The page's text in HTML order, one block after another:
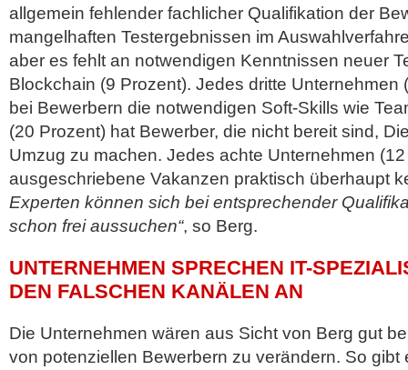
allgemein fehlender fachlicher Qualifikation der
mangelhaften Testergebnissen im
aber es fehlt an notwendigen Kenntnissen neuer
Blockchain (9 Prozent). Jedes dritte Unternehmen
bei Bewerbern die notwendigen Soft-Skills wie
(20 Prozent) hat Bewerber, die nicht bereit sind,
Umzug zu machen. Jedes achte Unternehmen
ausgeschriebene Vakanzen praktisch überhaupt
Experten können sich bei entsprechender
schon frei aussuchen“, so Berg.
UNTERNEHMEN SPRECHEN IT-
DEN FALSCHEN KANÄLEN AN
Die Unternehmen wären aus Sicht von Berg gut
von potenziellen Bewerbern zu verändern. So gibt